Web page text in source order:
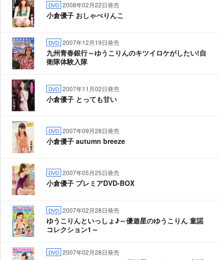
DVD 2008年02月22日発売
小倉優子 おしゃべりんこ
DVD 2007年12月19日発売
九州青春銀行～ゆうこりんのキツイロケがしたい!自
衛隊体験入隊
DVD 2007年11月02日発売
小倉優子 とっても甘い
DVD 2007年09月28日発売
小倉優子 autumn breeze
DVD 2007年05月25日発売
小倉優子 プレミアDVD-BOX
DVD 2007年02月28日発売
ゆうこりんといっしょ♪～優遊星のゆうこりん 童謡
コレクション1～
DVD 2007年02月28日発売